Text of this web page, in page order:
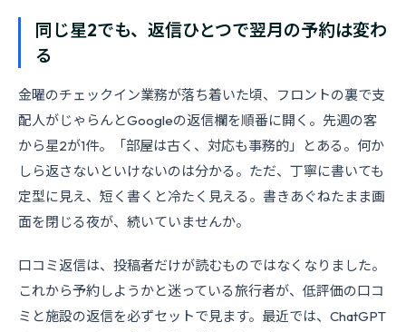
同じ星2でも、返信ひとつで翌月の予約は変わ
る
金曜のチェックイン業務が落ち着いた頃、フロントの裏で支
配人がじゃらんとGoogleの返信欄を順番に開く。先週の客
から星2が1件。「部屋は古く、対応も事務的」とある。何か
しら返さないといけないのは分かる。ただ、丁寧に書いても
定型に見え、短く書くと冷たく見える。書きあぐねたまま画
面を閉じる夜が、続いていませんか。
口コミ返信は、投稿者だけが読むものではなくなりました。
これから予約しようかと迷っている旅行者が、低評価の口コ
ミと施設の返信を必ずセットで見ます。最近では、ChatGPT